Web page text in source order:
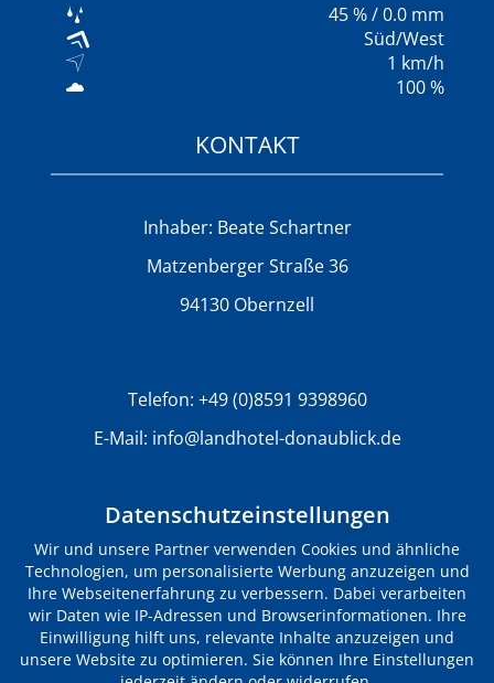
Datenschutzeinstellungen
Wir und unsere Partner verwenden Cookies und ähnliche
Technologien, um personalisierte Werbung anzuzeigen und
Ihre Webseitenerfahrung zu verbessern. Dabei verarbeiten
wir Daten wie IP-Adressen und Browserinformationen. Ihre
Einwilligung hilft uns, relevante Inhalte anzuzeigen und
unsere Website zu optimieren. Sie können Ihre Einstellungen
45%/ 0.0 mm
Süd/West
1 km/h
100 %
KONTAKT
Inhaber: Beate Schartner
Matzenberger Straße 36
94130 Obernzell
Telefon: +49 (0)8591 9398960
E-Mail: info@landhotel-donaublick.de
PREISE & ANGEBOTE
Zimmerpreise
Angebote
Wissenswertes